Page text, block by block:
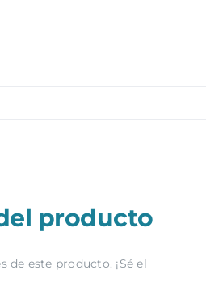
producto
de este producto. ¡Sé el